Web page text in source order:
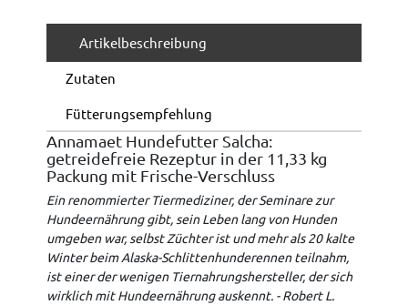
Artikelbeschreibung
Zutaten
Fütterungsempfehlung
Annamaet Hundefutter Salcha:
getreidefreie Rezeptur in der 11,33 kg
Packung mit Frische-Verschluss
Ein renommierter Tiermediziner, der Seminare zur
Hundeernährung gibt, sein Leben lang von Hunden
umgeben war, selbst Züchter ist und mehr als 20 kalte
Winter beim Alaska-Schlittenhunderennen teilnahm,
ist einer der wenigen Tiernahrungshersteller, der sich
wirklich mit Hundeernährung auskennt. - Robert L.